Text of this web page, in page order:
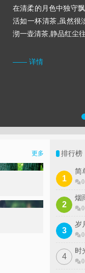
在清柔的月色中独守
活如一杯清茶,虽然很
沏一壶清茶,静品红尘
—— 详情
更多 排行榜
简
0
烟
0
岁
0
时
0
1
2
3
4